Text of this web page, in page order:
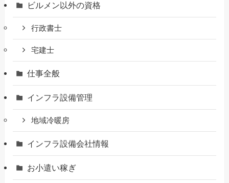
ビルメン以外の資格
行政書士
宅建士
仕事全般
インフラ設備管理
地域冷暖房
インフラ設備会社情報
お小遣い稼ぎ